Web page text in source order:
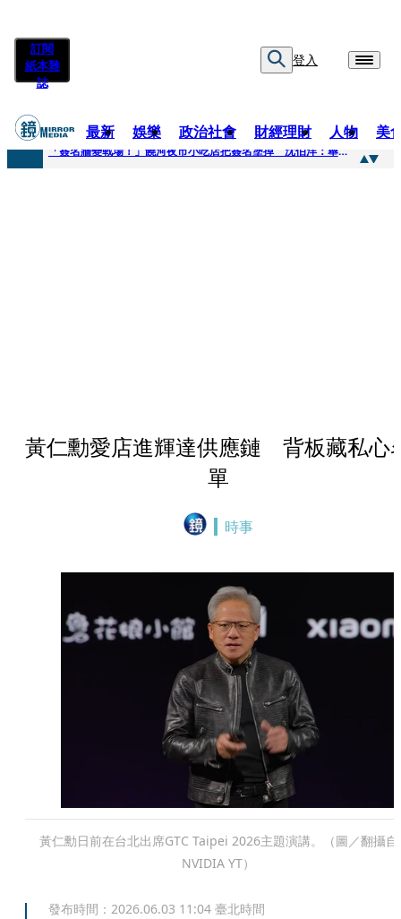
訂閱
紙本雜
誌
登入
最新 娛樂 政治社會 財經理財 人物 美
快訊
「簽名牆變戰場！」饒河夜市小吃店把簽名塗掉 沈伯洋：舉雙手贊成
黃仁勳愛店進輝達供應鏈 背板藏私心
單
時事
黃仁勳日前在台北出席GTC Taipei 2026主題演講。（圖／翻攝自
NVIDIA YT）
發布時間： 2026.06.03 11:04 臺北時間